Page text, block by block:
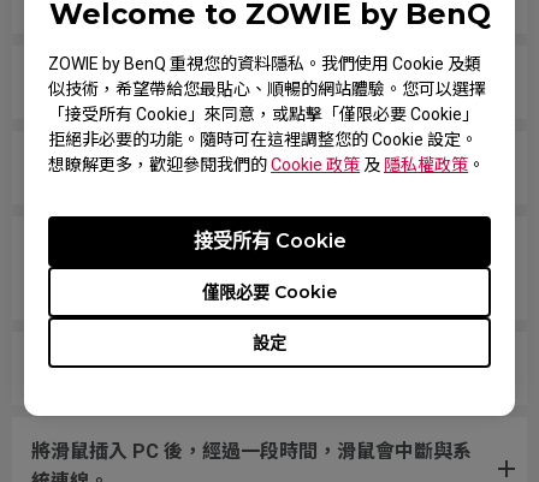
Welcome to ZOWIE by BenQ
ZOWIE by BenQ 重視您的資料隱私。我們使用 Cookie 及類
似技術，希望帶給您最貼心、順暢的網站體驗。您可以選擇
「接受所有 Cookie」來同意，或點擊「僅限必要 Cookie」
拒絕非必要的功能。隨時可在這裡調整您的 Cookie 設定。
想瞭解更多，歡迎參閱我們的Cookie 政策 及 隱私權政策 。
設定
僅限必要 Cookie
接受所有 Cookie
按一下滾輪按鈕時，滾輪經常卡住。
滾輪在上下捲動時卡住不動
我的游標跳動或卡頓，我該怎麼做才能解決這個問
游標在螢幕上不規則或快速移動。
將滑鼠插入 PC 後，經過一段時間，滑鼠會中斷與系